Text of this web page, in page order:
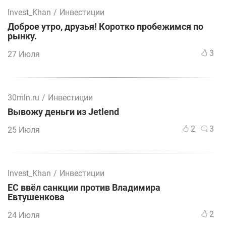
Invest_Khan / Инвестиции
Доброе утро, друзья! Коротко пробежимся по
рынку.
27 Июля 3
30mln.ru / Инвестиции
Вывожу деньги из Jetlend
25 Июля 2 3
Invest_Khan / Инвестиции
ЕС ввёл санкции против Владимира
Евтушенкова
24 Июля 2